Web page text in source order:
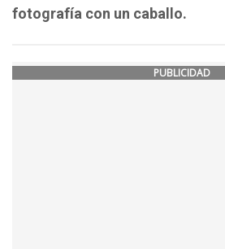
fotografía con un caballo.
PUBLICIDAD